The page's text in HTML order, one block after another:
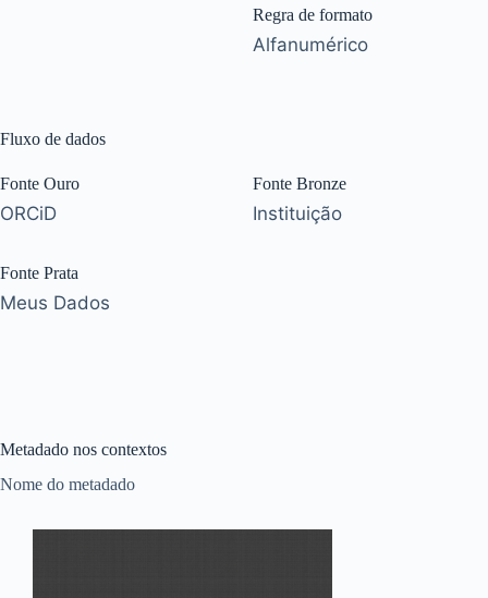
Regra de formato
Alfanumérico
Fluxo de dados
Fonte Ouro
ORCiD
Fonte Prata
Meus Dados
Fonte Bronze
Instituição
Metadado nos contextos
Nome do metadado